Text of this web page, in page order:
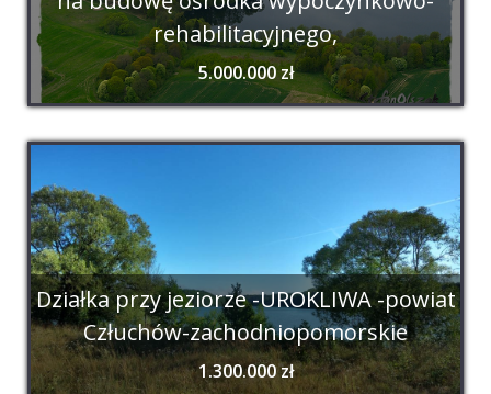
rehabilitacyjnego,
5.000.000 zł
Działka przy jeziorze -UROKLIWA -powiat
Człuchów-zachodniopomorskie
1.300.000 zł